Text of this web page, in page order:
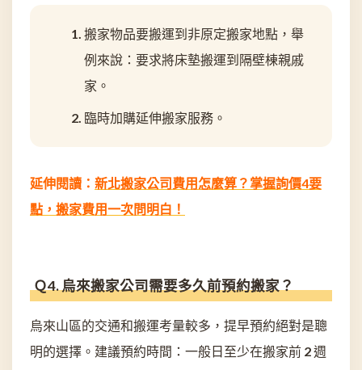
搬家物品要搬運到非原定搬家地點，舉
例來說：要求將床墊搬運到隔壁棟親戚
家。
臨時加購延伸搬家服務。
延伸閱讀： 新北搬家公司費用怎麼算？掌握詢價4要
點，搬家費用一次問明白！
Ｑ4. 烏來搬家公司需要多久前預約搬家？
烏來山區的交通和搬運考量較多，提早預約絕對是聰
明的選擇。建議預約時間：一般日至少在搬家前 2 週